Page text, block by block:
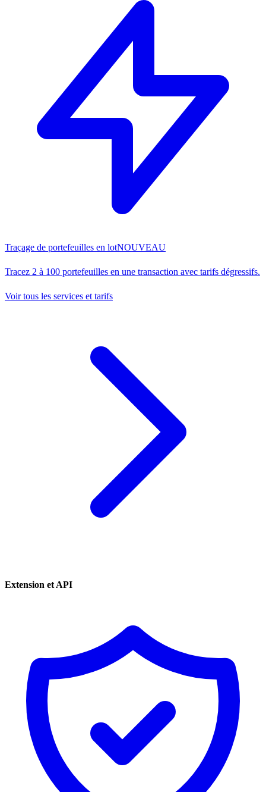
Traçage de portefeuilles en lotNOUVEAU
Tracez 2 à 100 portefeuilles en une transaction avec tarifs dégressifs.
Voir tous les services et tarifs
Extension et API